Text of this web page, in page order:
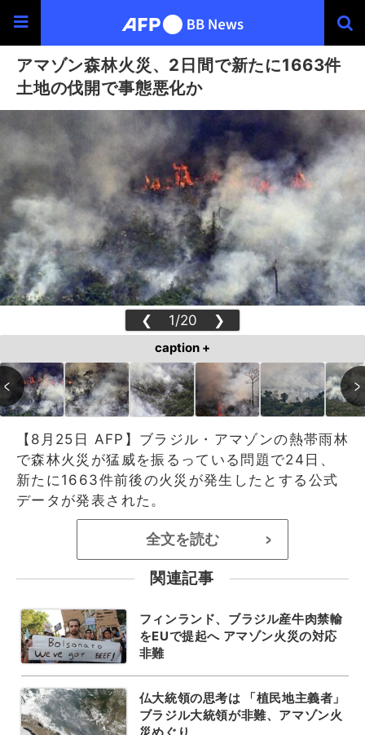
アマゾン森林火災、2日間で新たに1663件
土地の伐開で事態悪化か
❮ 1/20 ❯
caption +
【8月25日 AFP】ブラジル・アマゾンの熱帯雨林
で森林火災が猛威を振るっている問題で24日、
新たに1663件前後の火災が発生したとする公式
データが発表された。
全文を読む >
関連記事
フィンランド、ブラジル産牛肉禁輸
をEUで提起へ アマゾン火災の対応
非難
仏大統領の思考は 「植民地主義者」
ブラジル大統領が非難、アマゾン火